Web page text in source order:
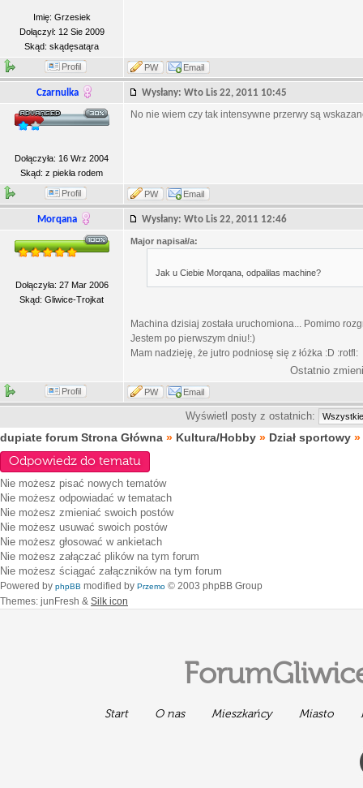
Imię: Grzesiek
Dołączył: 12 Sie 2009
Skąd: skądęsatąra
Profil PW Email
Czarnulka Wysłany: Wto Lis 22, 2011 10:45
Dołączyła: 16 Wrz 2004
Skąd: z piekła rodem
No nie wiem czy tak intensywne przerwy są
Profil PW Email
Morqana Wysłany: Wto Lis 22, 2011 12:46
Dołączyła: 27 Mar 2006
Skąd: Gliwice-Trojkat
Major napisał/a:
Jak u Ciebie Morqana, odpalilas machine?
Machina dzisiaj została uruchomiona... Pomimo
Jestem po pierwszym dniu!:)
Mam nadzieję, że jutro podniosę się z łóżka :D :rotfl:
Ostatnio
Profil PW Email
Wyświetl posty z ostatnich:
dupiate forum Strona Główna » Kultura/Hobby » Dział sportowy »
Odpowiedz do tematu
Nie możesz pisać nowych tematów
Nie możesz odpowiadać w tematach
Nie możesz zmieniać swoich postów
Nie możesz usuwać swoich postów
Nie możesz głosować w ankietach
Nie możesz załączać plików na tym forum
Nie możesz ściągać załączników na tym forum
Powered by phpBB modified by Przemo © 2003 phpBB Group
Themes: junFresh & Silk icon
Start O nas Mieszkańcy Miasto